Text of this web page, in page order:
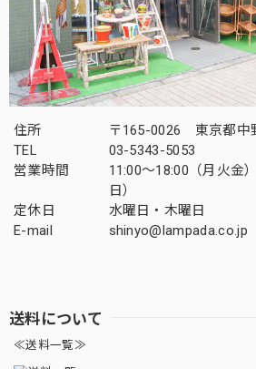
住所
〒165-0026 東京都中
TEL
03-5343-5053
営業時間
11:00～18:00（月火金
日）
定休日
水曜日・木曜日
E-mail
shinyo@lampada.co.jp
送料について
≪送料一覧≫